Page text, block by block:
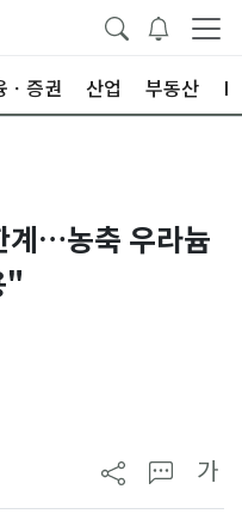
ㆍ증권 산업 부동산
계…농축 우라늄
"
가